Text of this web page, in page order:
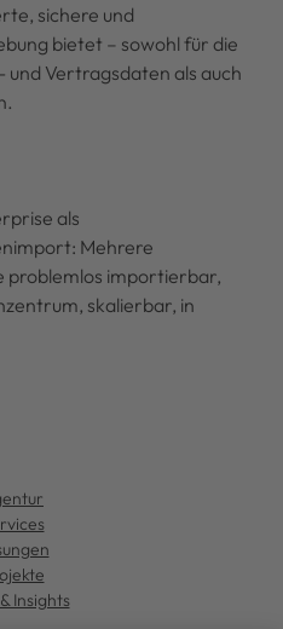
sichere und
bietet – sowohl für die
Vertragsdaten als auch
als
Mehrere
problemlos importierbar,
skalierbar, in
Insights